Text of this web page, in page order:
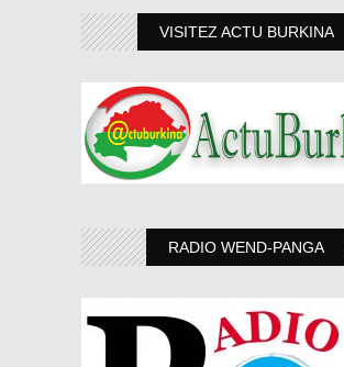
VISITEZ ACTU BURKINA
RADIO WEND-PANGA